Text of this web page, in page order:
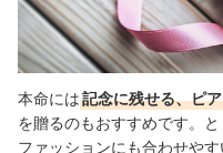
本命には記念に残せる、ピ
を贈るのもおすすめです。
ファッションにも合わせや